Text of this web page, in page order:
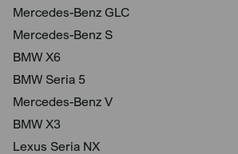
Mercedes-Benz GLC
Mercedes-Benz S
BMW X6
BMW Seria 5
Mercedes-Benz V
BMW X3
Lexus Seria NX